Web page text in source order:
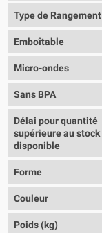
Type de Rangement
Emboîtable
Micro-ondes
Sans BPA
Délai pour quantité
supérieure au stock
disponible
Forme
Couleur
Poids (kg)